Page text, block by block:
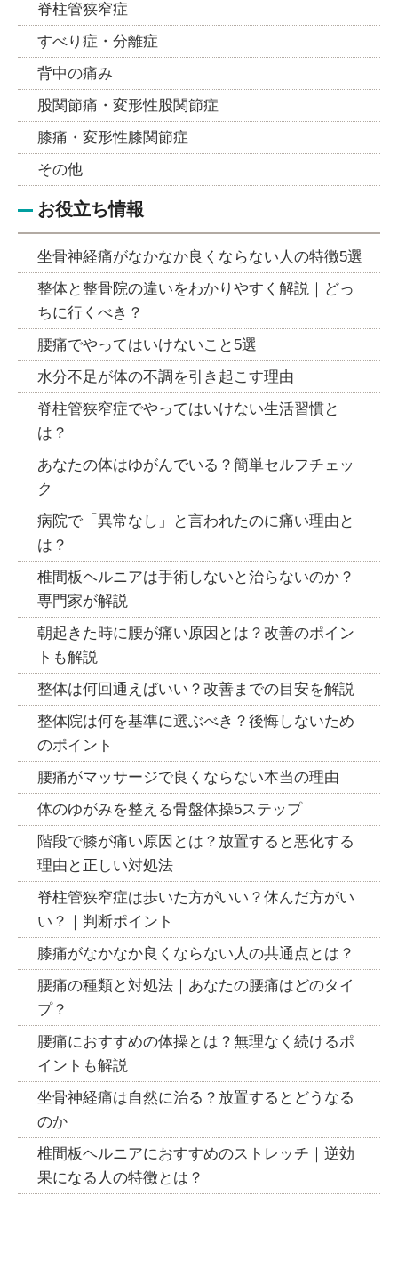
脊柱管狭窄症
すべり症・分離症
背中の痛み
股関節痛・変形性股関節症
膝痛・変形性膝関節症
その他
お役立ち情報
坐骨神経痛がなかなか良くならない人の特徴5選
整体と整骨院の違いをわかりやすく解説｜どっ
ちに行くべき？
腰痛でやってはいけないこと5選
水分不足が体の不調を引き起こす理由
脊柱管狭窄症でやってはいけない生活習慣と
は？
あなたの体はゆがんでいる？簡単セルフチェッ
ク
病院で「異常なし」と言われたのに痛い理由と
は？
椎間板ヘルニアは手術しないと治らないのか？
専門家が解説
朝起きた時に腰が痛い原因とは？改善のポイン
トも解説
整体は何回通えばいい？改善までの目安を解説
整体院は何を基準に選ぶべき？後悔しないため
のポイント
腰痛がマッサージで良くならない本当の理由
体のゆがみを整える骨盤体操5ステップ
階段で膝が痛い原因とは？放置すると悪化する
理由と正しい対処法
脊柱管狭窄症は歩いた方がいい？休んだ方がい
い？｜判断ポイント
膝痛がなかなか良くならない人の共通点とは？
腰痛の種類と対処法｜あなたの腰痛はどのタイ
プ？
腰痛におすすめの体操とは？無理なく続けるポ
イントも解説
坐骨神経痛は自然に治る？放置するとどうなる
のか
椎間板ヘルニアにおすすめのストレッチ｜逆効
果になる人の特徴とは？